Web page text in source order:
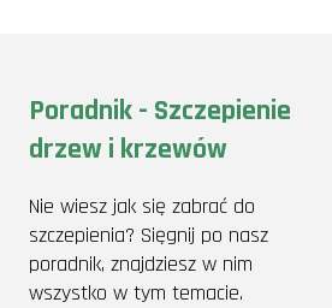
Poradnik - Szczepienie
drzew i krzewów
Nie wiesz jak się zabrać do
szczepienia? Sięgnij po nasz
poradnik, znajdziesz w nim
wszystko w tym temacie.